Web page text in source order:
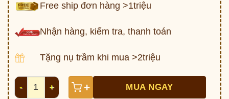
Free ship đơn hàng >1triệu
Nhận hàng, kiểm tra, thanh toán
Tặng nụ trầm khi mua >2triệu
Trầm Miếng vi sinh (Mọ) số lượng
+ MUA NGAY